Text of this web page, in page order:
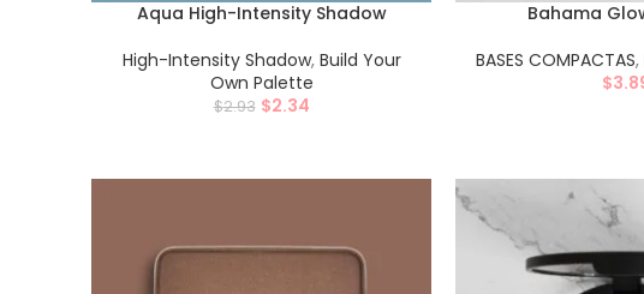
Aqua High-Intensity Shadow
High-Intensity Shadow, Build Your
Own Palette
$2.93 $2.34
Bahama
BASES COMPACTAS,
$